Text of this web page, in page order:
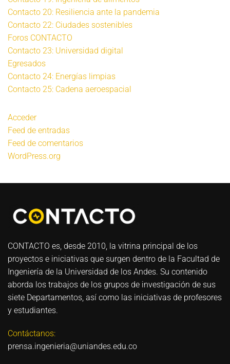
Contacto 20: Resiliencia ante la pandemia
Contacto 22: Ciudades sostenibles
Foros CONTACTO
Contacto 23: Universidad digital
Egresados
Contacto 24: Energías limpias
Contacto 25: Cadena aeroespacial
Acceder
Feed de entradas
Feed de comentarios
WordPress.org
CONTACTO es, desde 2010, la vitrina principal de los
proyectos e iniciativas que surgen dentro de la Facultad de
Ingeniería de la Universidad de los Andes. Su contenido
aborda los trabajos de los grupos de investigación de sus
siete Departamentos, así como las iniciativas de profesores
y estudiantes.
Contáctanos:
prensa.ingenieria@uniandes.edu.co